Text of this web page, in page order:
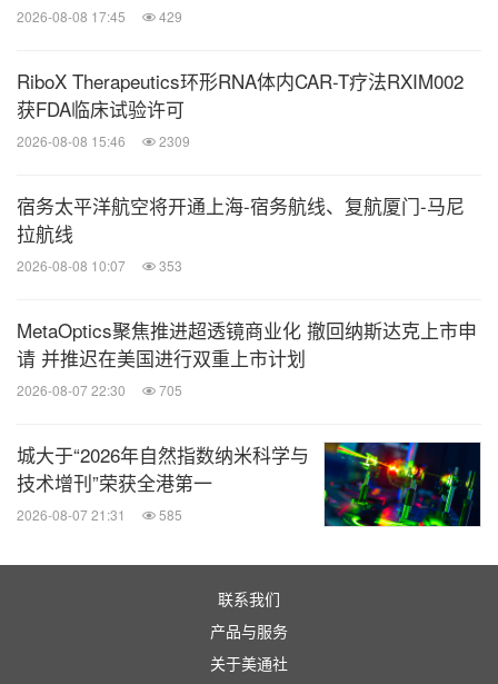
电邮：y.lamot@museumdrguislain.be
图片来源：https://mma.prnewswire.com/media/6455
79/Dr_Guislain_Award.jpg
相关链接：
医药健闻
微信公众号“医药健闻”发布全球制药、医疗、
大健康企业最新的经营动态。扫描二维码，
关键词：健康护理与医院
2026-08-08 17:45 429
RiboX Therapeutics环形RNA体内CAR-T疗法RXIM002
获FDA临床试验许可
2026-08-08 15:46 2309
宿务太平洋航空将开通上海-宿务航线、复航厦门-马尼
拉航线
2026-08-08 10:07 353
MetaOptics聚焦推进超透镜商业化 撤回纳斯达克上市申
请 并推迟在美国进行双重上市计划
2026-08-07 22:30 705
城大于“2026年自然指数纳米科学与
技术增刊”荣获全港第一
2026-08-07 21:31 585
联系我们
产品与服务
关于美通社